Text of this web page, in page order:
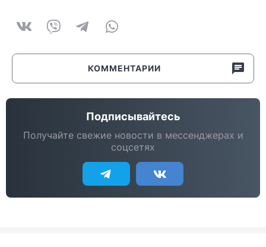
КОММЕНТАРИИ
Подписывайтесь
Получайте свежие новости в мессенджерах и
соцсетях